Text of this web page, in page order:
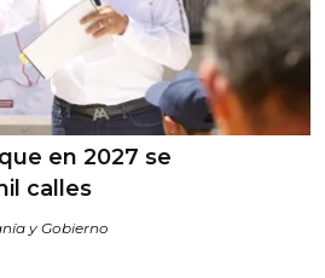
en 2027 se
calles
y Gobierno